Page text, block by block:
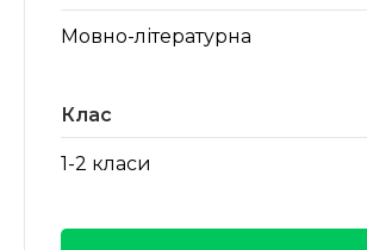
Мовно-літературна
Клас
1-2 класи